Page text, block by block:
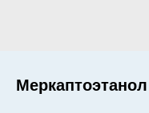
Меркаптоэтанол